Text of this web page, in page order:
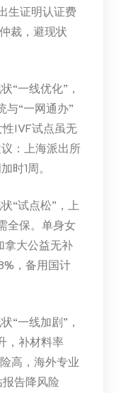
生证明认证费
裁，避现状
“一线优化”，
与“一网通办”
IVF试点虽无
：上海派出所
时1周。
“试点松”，上
全保。单身女
拿大公益无补
，备用国计
“一线加剧”，
，补材料率
高，海外专业
告降风险